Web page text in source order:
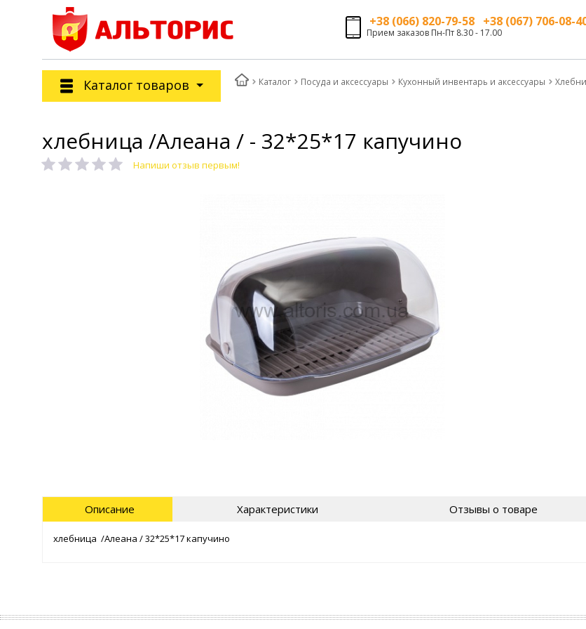
+38 (066) 820-79-58 +38 (067) 706-08-
Прием заказов Пн-Пт 8.30 - 17.00
Каталог товаров Каталог Посуда и аксессуары Кухонный инвентарь и аксессуары
хлебница /Алеана / - 32*25*17 капучино
Напиши отзыв первым!
Описание Характеристики Отзывы о товаре
хлебница /Алеана / 32*25*17 капучино